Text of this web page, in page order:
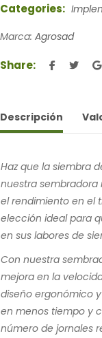
Categories:
Marca: Agrosad
Share:
Descripción
Haz que la siembra
nuestra sembradora
el rendimiento en el
elección ideal para
en sus labores de
Con nuestra
mejora en la
diseño ergonómico
en menos tiempo y
número de jornales